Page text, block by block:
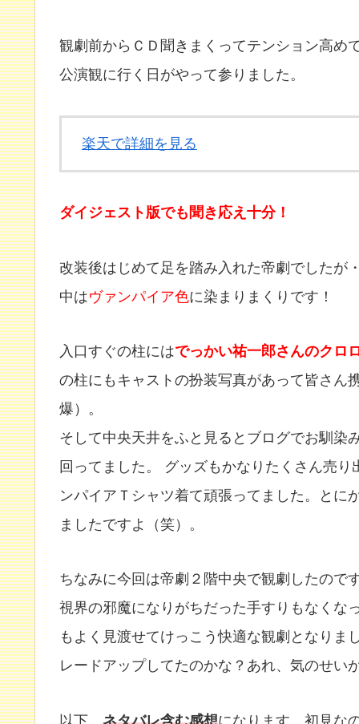
観劇前からＣＤ聞きまくってテンション高め
公演観に行く日がやって参りました。
楽天で詳細を見る
ダイジェスト版でも聞き応え十分！
改装後はじめて足を踏み入れた帝劇でしたが
中はヴァンパイア色に染まりまくりです！
入口すぐの柱にはでっかい祐一郎さんのクロ
の柱にもキャストの扮装写真があって皆さ
爆）。
そして中央天井をふと見るとブログでお馴染
回ってました。 グッズもかなりたくさん売
ンパイアＴシャツ着て頑張ってました。とに
ましたですよ（笑）。
ちなみに今回は帝劇２階中央で観劇したので
視界の邪魔になりがちだった手すりもなくな
もよく見渡せてけっこう快適な観劇となり
レードアップしてたのかな？あれ、気のせい
以下、 ネタバレ含む感想になります。初見な